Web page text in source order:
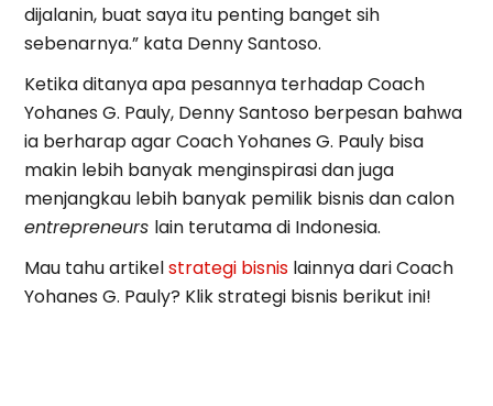
dijalanin, buat saya itu penting banget sih
sebenarnya.” kata Denny Santoso.
Ketika ditanya apa pesannya terhadap Coach
Yohanes G. Pauly, Denny Santoso berpesan bahwa
ia berharap agar Coach Yohanes G. Pauly bisa
makin lebih banyak menginspirasi dan juga
menjangkau lebih banyak pemilik bisnis dan calon
entrepreneurs lain terutama di Indonesia.
Mau tahu artikelstrategi bisnis lainnya dari Coach
Yohanes G. Pauly? Klik strategi bisnis berikut ini!